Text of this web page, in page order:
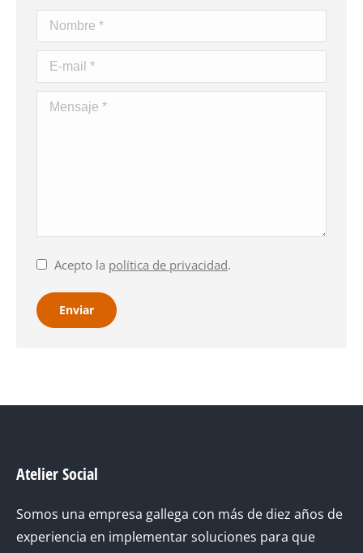
Nombre *
E-mail *
Mensaje *
Acepto la política de privacidad.
Enviar
Atelier Social
Somos una empresa gallega con más de diez años de
experiencia en implementar soluciones para que